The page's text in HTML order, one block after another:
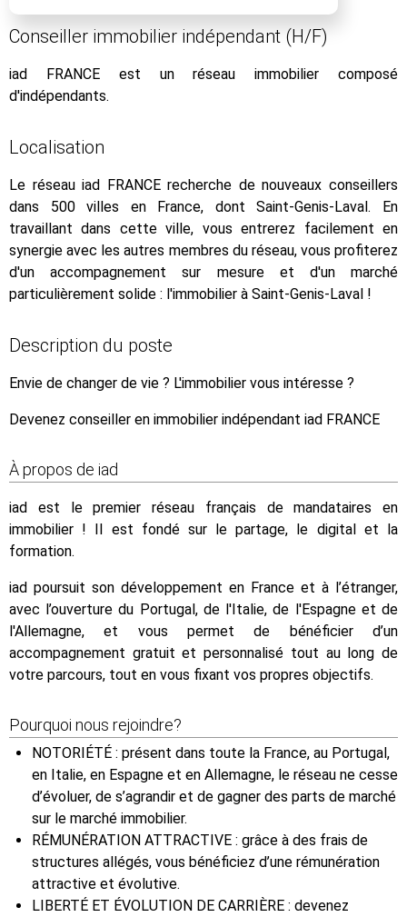
Conseiller immobilier indépendant (H/F)
iad FRANCE est un réseau immobilier composé
d'indépendants.
Localisation
Le réseau iad FRANCE recherche de nouveaux conseillers
dans 500 villes en France, dont Saint-Genis-Laval. En
travaillant dans cette ville, vous entrerez facilement en
synergie avec les autres membres du réseau, vous profiterez
d'un accompagnement sur mesure et d'un marché
particulièrement solide : l'immobilier à Saint-Genis-Laval !
Description du poste
Envie de changer de vie ? L'immobilier vous intéresse ?
Devenez conseiller en immobilier indépendant iad FRANCE
À propos de iad
iad est le premier réseau français de mandataires en
immobilier ! Il est fondé sur le partage, le digital et la
formation.
iad poursuit son développement en France et à l’étranger,
avec l’ouverture du Portugal, de l'Italie, de l'Espagne et de
l'Allemagne, et vous permet de bénéficier d’un
accompagnement gratuit et personnalisé tout au long de
votre parcours, tout en vous fixant vos propres objectifs.
Pourquoi nous rejoindre?
NOTORIÉTÉ : présent dans toute la France, au Portugal,
en Italie, en Espagne et en Allemagne, le réseau ne cesse
d’évoluer, de s’agrandir et de gagner des parts de marché
sur le marché immobilier.
RÉMUNÉRATION ATTRACTIVE : grâce à des frais de
structures allégés, vous bénéficiez d’une rémunération
attractive et évolutive.
LIBERTÉ ET ÉVOLUTION DE CARRIÈRE : devenez